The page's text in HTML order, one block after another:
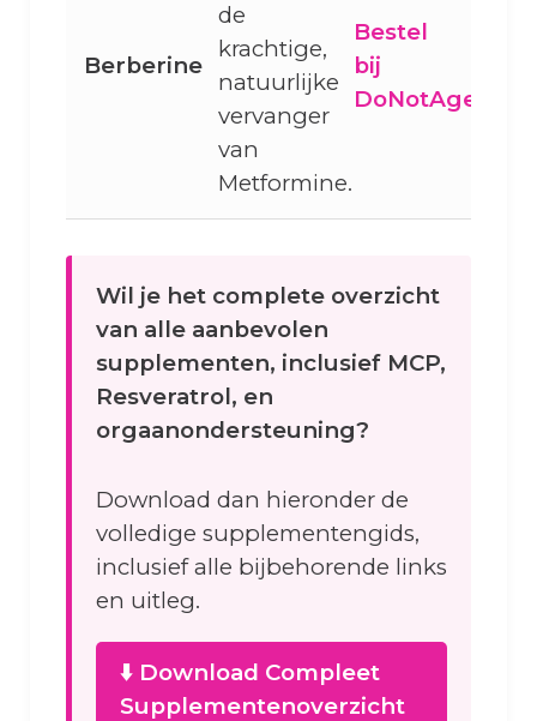
Berberine
de
krachtige,
natuurlijke
vervanger
van
Metformine.
Bestel
bij
DoNotAge
Wil je het complete overzicht
van alle aanbevolen
supplementen, inclusief MCP,
Resveratrol, en
orgaanondersteuning?
Download dan hieronder de
volledige supplementengids,
inclusief alle bijbehorende links
en uitleg.
⬇️ Download Compleet
Supplementenoverzicht